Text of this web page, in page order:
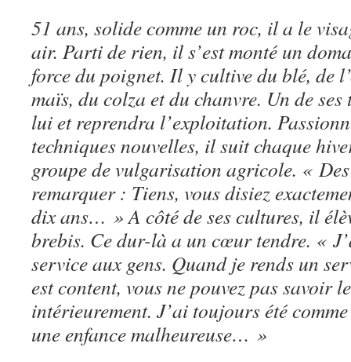
51 ans, solide comme un roc, il a le
air. Parti de rien, il s’est monté un
force du poignet. Il y cultive du blé, de
maïs, du colza et du chanvre. Un de
lui et reprendra l’exploitation.
techniques nouvelles, il suit chaque
groupe de vulgarisation agricole. «
remarquer : Tiens, vous disiez
dix ans… » A côté de ses cultures, il
brebis. Ce dur-là a un cœur tendre. «
service aux gens. Quand je rends un
est content, vous ne pouvez pas savoir
intérieurement. J’ai toujours été
une enfance malheureuse… »